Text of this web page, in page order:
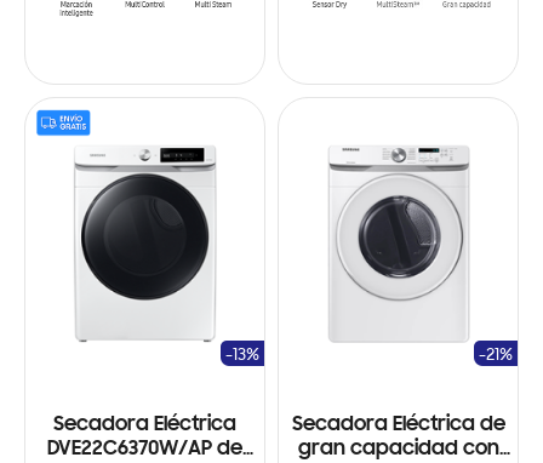
Secadora Eléctrica
DVE22C6370W/AP de
-13%
Secadora Eléctrica de
gran capacidad con
-21%